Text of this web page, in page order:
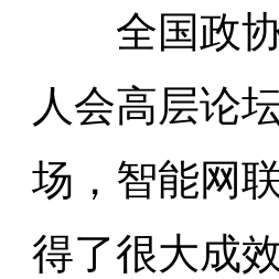
全国政协
人会高层论
场，智能网
得了很大成